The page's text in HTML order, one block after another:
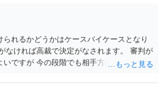
に価格設定をしていますので、特に相場
、かつて日本弁護士連合会が設けていた
している弁護士は一定数いると思います
なるでしょう。
れるかどうかはケースバイケースとなり
なければ高裁で決定がなされます。 審判が
いですが 今の段階でも相手方の連絡が迷惑